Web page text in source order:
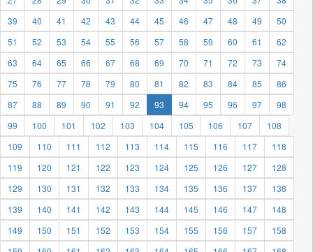
39
40 41 42 43 44 45 46 47 48 49
50
51
52 53 54 55 56 57 58 59 60 61
62
63
64 65 66 67 68 69 70 71 72 73
74
75
76 77 78 79 80 81 82 83 84 85
86
87
88 89 90 91 92 93 94 95 96 97
98
99
100 101 102 103 104 105 106 107
108
109
110 111 112 113 114 115 116 117
118
119
120 121 122 123 124 125 126 127
128
129
130 131 132 133 134 135 136 137
138
139
140 141 142 143 144 145 146 147
148
149
150 151 152 153 154 155 156 157
158